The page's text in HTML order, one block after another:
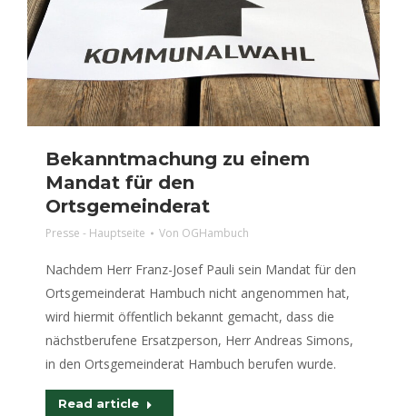
Bekanntmachung zu einem
Mandat für den
Ortsgemeinderat
Presse - Hauptseite Von OGHambuch
Nachdem Herr Franz-Josef Pauli sein Mandat für den
Ortsgemeinderat Hambuch nicht angenommen hat,
wird hiermit öffentlich bekannt gemacht, dass die
nächstberufene Ersatzperson, Herr Andreas Simons,
in den Ortsgemeinderat Hambuch berufen wurde.
Read article